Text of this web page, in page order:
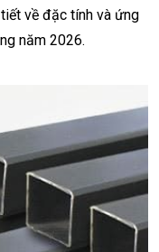
về đặc tính và ứng
năm 2026.